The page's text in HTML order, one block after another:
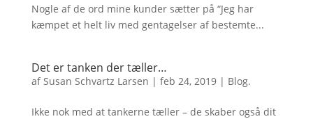
Nogle af de ord mine kunder sætter på “Jeg har
kæmpet et helt liv med gentagelser af bestemte...
Det er tanken der tæller…
af Susan Schvartz Larsen | feb 24, 2019| Blog.
Ikke nok med at tankerne tæller – de skaber også dit